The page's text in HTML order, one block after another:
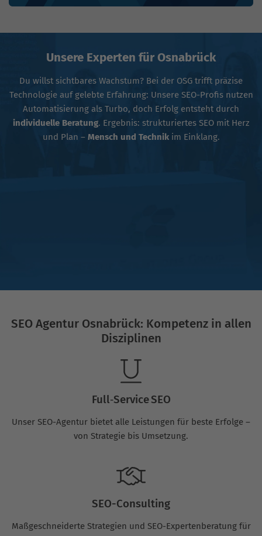
Unsere Experten für Osnabrück
Du willst sichtbares Wachstum? Bei der OSG trifft präzise
Technologie auf gelebte Erfahrung: Unsere SEO-Profis nutzen
Automatisierung als Turbo, doch Erfolg entsteht durch
individuelle Beratung. Ergebnis: strukturiertes SEO mit Herz
und Plan – Mensch und Technikim Einklang.
SEO Agentur Osnabrück: Kompetenz in allen
Disziplinen
Full‑Service SEO
Unser SEO-Agentur bietet alle Leistungen für beste Erfolge –
von Strategie bis Umsetzung.
SEO-Consulting
Maßgeschneiderte Strategien und SEO-Expertenberatung für